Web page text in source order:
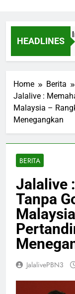
HEADLINES
Singapura vs
Home
Berita
Jalalive :
Malaysia –
Menegangkan
BERITA
Jalalive
Tanpa
JalalivePBN3